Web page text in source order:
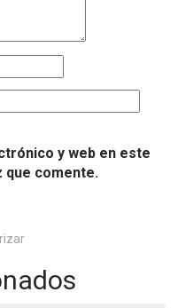
y web en este
que comente.